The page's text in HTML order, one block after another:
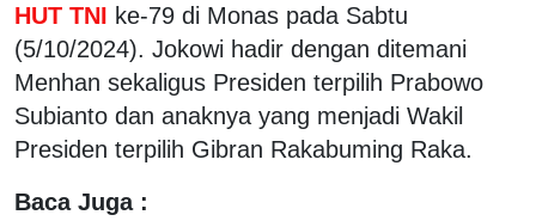
HUT TNI ke-79 di Monas pada Sabtu
(5/10/2024). Jokowi hadir dengan ditemani
Menhan sekaligus Presiden terpilih Prabowo
Subianto dan anaknya yang menjadi Wakil
Presiden terpilih Gibran Rakabuming Raka.
Baca Juga :